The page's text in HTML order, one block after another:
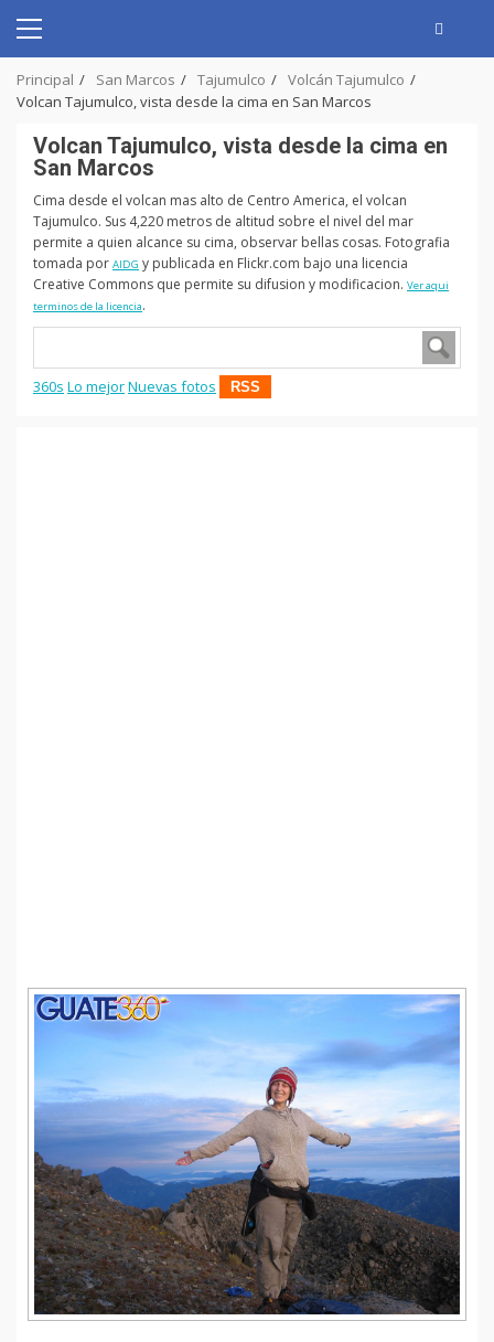
content
Primary
Principal San Marcos Tajumulco
Volcán Tajumulco
Volcan Tajumulco, vista desde la cima en San Marcos
Volcan Tajumulco, vista desde la cima en
San Marcos
Cima desde el volcan mas alto de Centro America, el volcan
Tajumulco. Sus 4,220 metros de altitud sobre el nivel del mar
permite a quien alcance su cima, observar bellas cosas. Fotografia
tomada por AIDG y publicada en Flickr.com bajo una licencia
Creative Commons que permite su difusion y modificacion. Ver aqui
terminos de la licencia.
360s Lo mejorNuevas fotos RSS